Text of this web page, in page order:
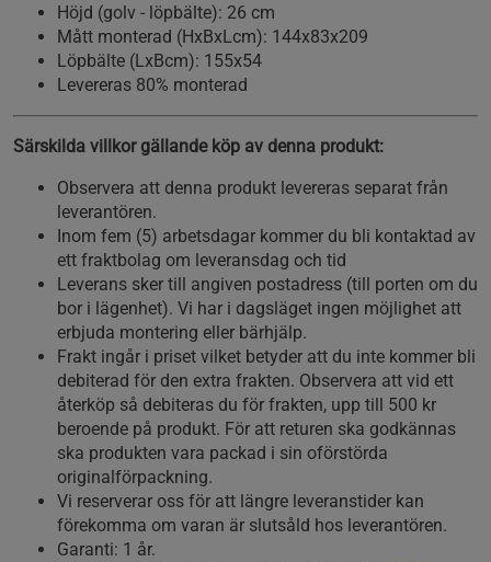
Höjd (golv - löpbälte): 26 cm
Mått monterad (HxBxLcm): 144x83x209
Löpbälte (LxBcm): 155x54
Levereras 80% monterad
Särskilda villkor gällande köp av denna produkt:
Observera att denna produkt levereras separat från
leverantören.
Inom fem (5) arbetsdagar kommer du bli kontaktad av
ett fraktbolag om leveransdag och tid
Leverans sker till angiven postadress (till porten om du
bor i lägenhet). Vi har i dagsläget ingen möjlighet att
erbjuda montering eller bärhjälp.
Frakt ingår i priset vilket betyder att du inte kommer bli
debiterad för den extra frakten. Observera att vid ett
återköp så debiteras du för frakten, upp till 500 kr
beroende på produkt. För att returen ska godkännas
ska produkten vara packad i sin oförstörda
originalförpackning.
Vi reserverar oss för att längre leveranstider kan
förekomma om varan är slutsåld hos leverantören.
Garanti: 1 år.